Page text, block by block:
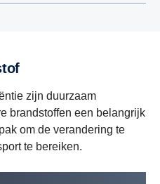
zijn duurzaam
brandstoffen een belangrijk
om de verandering te
te bereiken.